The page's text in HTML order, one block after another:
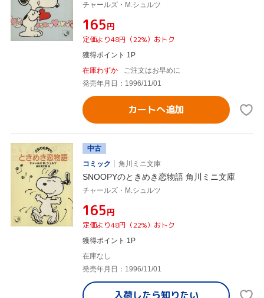
チャールズ・M.シュルツ
¥165円
定価より48円（22%）おトク
獲得ポイント 1P
在庫わずか
ご注文はお早めに
発売年月日：1996/11/01
カートへ追加
中古
コミック
角川ミニ文庫
SNOOPYのときめき恋物語 角川ミニ文庫
チャールズ・M.シュルツ
¥165円
定価より48円（22%）おトク
獲得ポイント 1P
在庫なし
発売年月日：1996/11/01
入荷したら知りたい